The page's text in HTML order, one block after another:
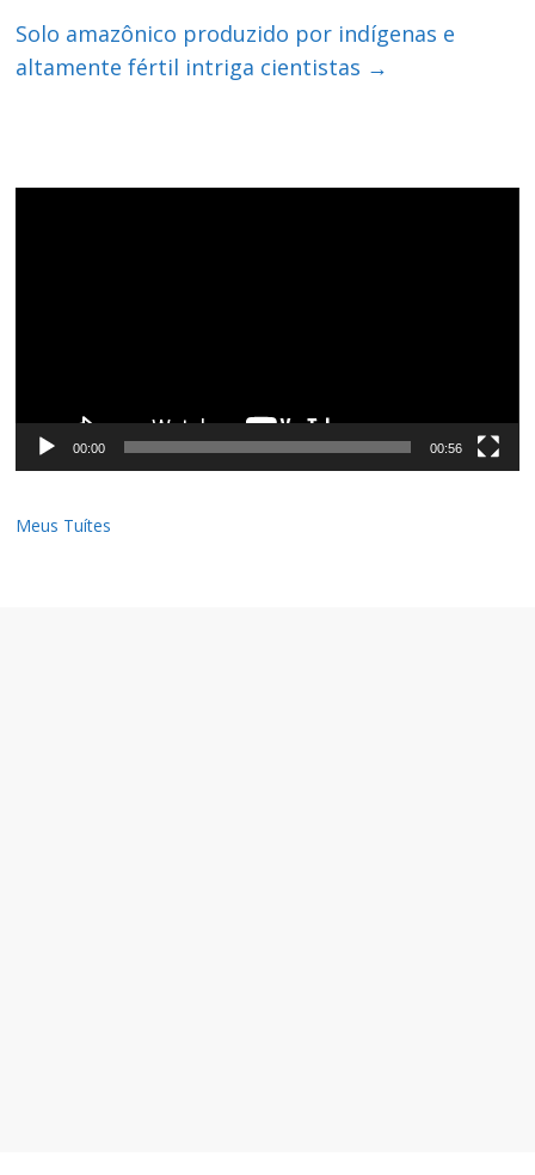
Solo amazônico produzido por indígenas e
altamente fértil intriga cientistas →
00:00 00:56
Meus Tuítes